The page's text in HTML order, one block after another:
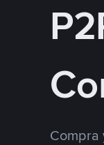
Compra